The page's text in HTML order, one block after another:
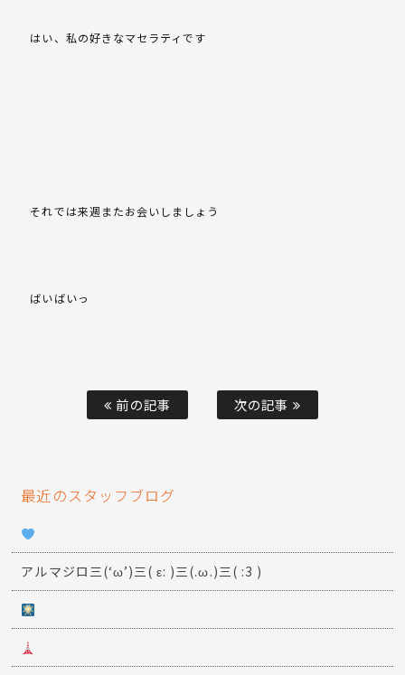
はい、私の好きなマセラティです
それでは来週またお会いしましょう
ばいばいっ
前の記事 次の記事
最近のスタッフブログ
アルマジロ三(‘ω’)三( ε: )三(.ω.)三( :3 )